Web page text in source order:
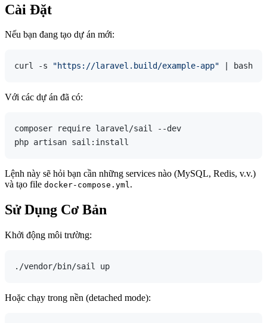
Cài Đặt
Nếu bạn đang tạo dự án mới:
curl -s "https://laravel.build/example-app"
Với các dự án đã có:
composer require laravel/sail --dev
Lệnh này sẽ hỏi bạn cần những services nào (MySQL, Redis, v.v.)
và tạo file docker-compose.yml.
Sử Dụng Cơ Bản
Khởi động môi trường:
Hoặc chạy trong nền (detached mode):